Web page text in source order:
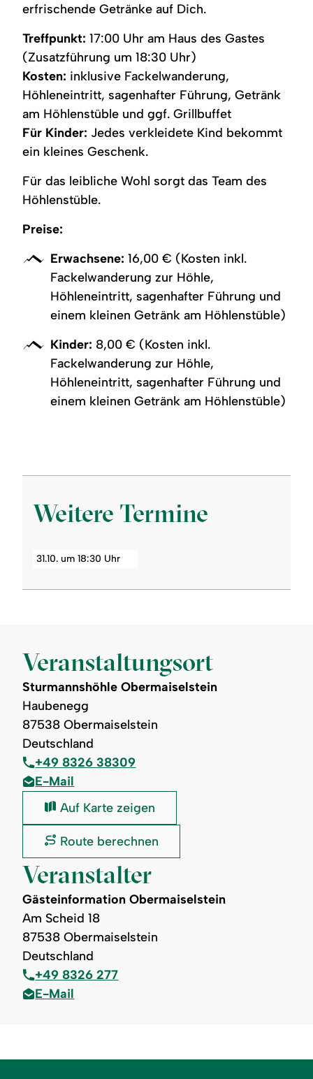
erfrischende Getränke auf Dich.
Treffpunkt: 17:00 Uhr am Haus des Gastes
(Zusatzführung um 18:30 Uhr)
Kosten: inklusive Fackelwanderung,
Höhleneintritt, sagenhafter Führung, Getränk
am Höhlenstüble und ggf. Grillbuffet
Für Kinder: Jedes verkleidete Kind bekommt
ein kleines Geschenk.
Für das leibliche Wohl sorgt das Team des
Höhlenstüble.
Preise:
Erwachsene: 16,00 € (Kosten inkl.
Fackelwanderung zur Höhle,
Höhleneintritt, sagenhafter Führung und
einem kleinen Getränk am Höhlenstüble)
Kinder: 8,00 € (Kosten inkl.
Fackelwanderung zur Höhle,
Höhleneintritt, sagenhafter Führung und
einem kleinen Getränk am Höhlenstüble)
Weitere Termine
31.10. um 18:30 Uhr
Veranstaltungsort
Sturmannshöhle Obermaiselstein
Haubenegg
87538 Obermaiselstein
Deutschland
+49 8326 38309
E-Mail
Sturmannshöhle
Obermaiselstein:
Auf Karte zeigen
Sturmannshöhle
Route berechnen
Veranstalter
Gästeinformation Obermaiselstein
Am Scheid 18
87538 Obermaiselstein
Deutschland
+49 8326 277
E-Mail